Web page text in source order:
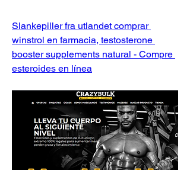
Slankepiller fra utlandet comprar
winstrol en farmacia, testosterone
booster supplements natural - Compre
esteroides en línea